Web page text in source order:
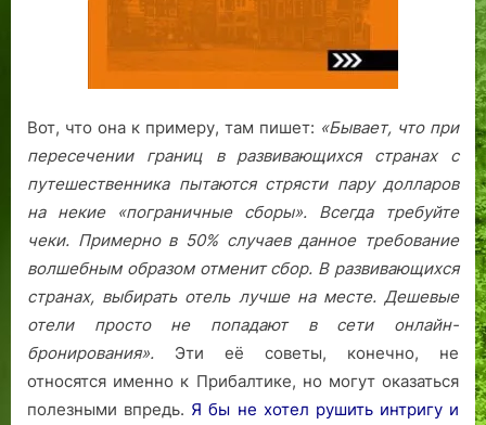
Вот, что она к примеру, там пишет: «Бывает, что при
пересечении границ в развивающихся странах с
путешественника пытаются стрясти пару долларов
на некие «пограничные сборы». Всегда требуйте
чеки. Примерно в 50% случаев данное требование
волшебным образом отменит сбор. В развивающихся
странах, выбирать отель лучше на месте. Дешевые
отели просто не попадают в сети онлайн-
бронирования». Эти её советы, конечно, не
относятся именно к Прибалтике, но могут оказаться
полезными впредь. Я бы не хотел рушить интригу и